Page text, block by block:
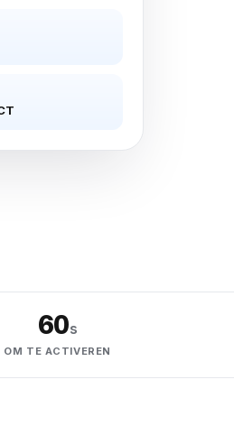
60s
OM TE ACTIVEREN